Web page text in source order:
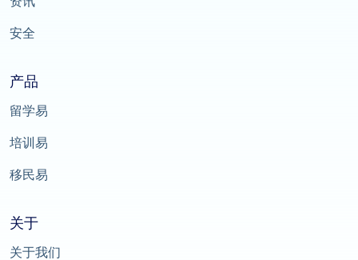
安全
产品
留学易
培训易
移民易
关于
关于我们